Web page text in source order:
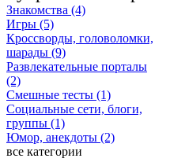
Знакомства (4)
Игры (5)
Кроссворды, головоломки,
шарады (9)
Развлекательные порталы
(2)
Смешные тесты (1)
Социальные сети, блоги,
группы (1)
Юмор, анекдоты (2)
все категории